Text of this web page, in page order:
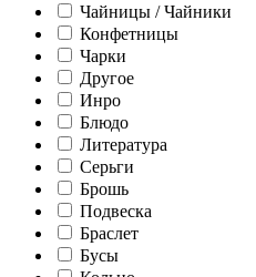
Чайницы / Чайники
Конфетницы
Чарки
Другое
Инро
Блюдо
Литература
Серьги
Брошь
Подвеска
Браслет
Бусы